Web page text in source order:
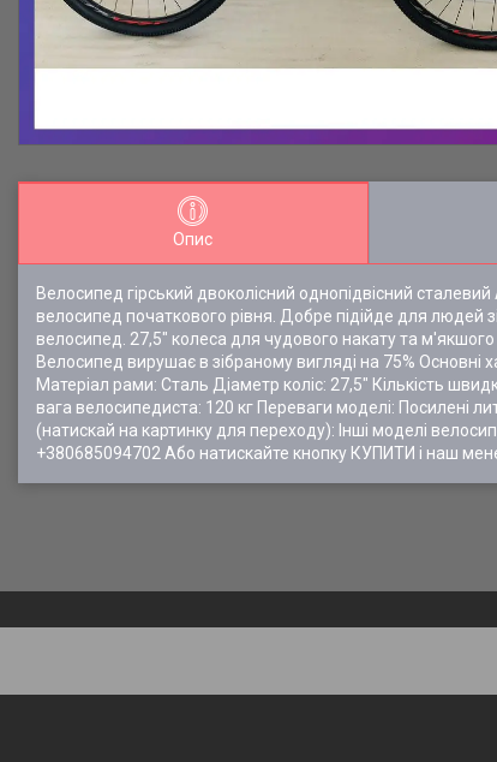
Опис
Велосипед гірський двоколісний однопідвісний
велосипед початкового рівня. Добре підійде для людей
велосипед. 27,5" колеса для чудового накату та
Велосипед вирушає в зібраному вигляді на 75% Основні
Матеріал рами: Сталь Діаметр коліс: 27,5" Кількість
вага велосипедиста: 120 кг Переваги моделі: Посилені
(натискай на картинку для переходу): Інші моделі
+380685094702 Або натискайте кнопку КУПИТИ і наш